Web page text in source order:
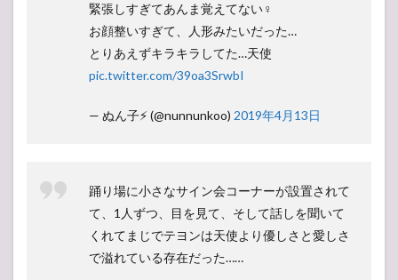
緊張しすぎてあんま覚えてない‍♀️
お顔整いすぎて、人形みたいだった…
とりあえずキラキラしてた…天使
pic.twitter.com/39oa3SrwbI
— ぬん子⚡️ (@nunnunkoo) 2019年4月13日
踊り場に小さなサイン会コーナーが設置されて
て、1人ずつ、目を見て、そして話しを聞いて
くれてまじでテヨンは天使より優しさと愛しさ
で溢れている存在だった……